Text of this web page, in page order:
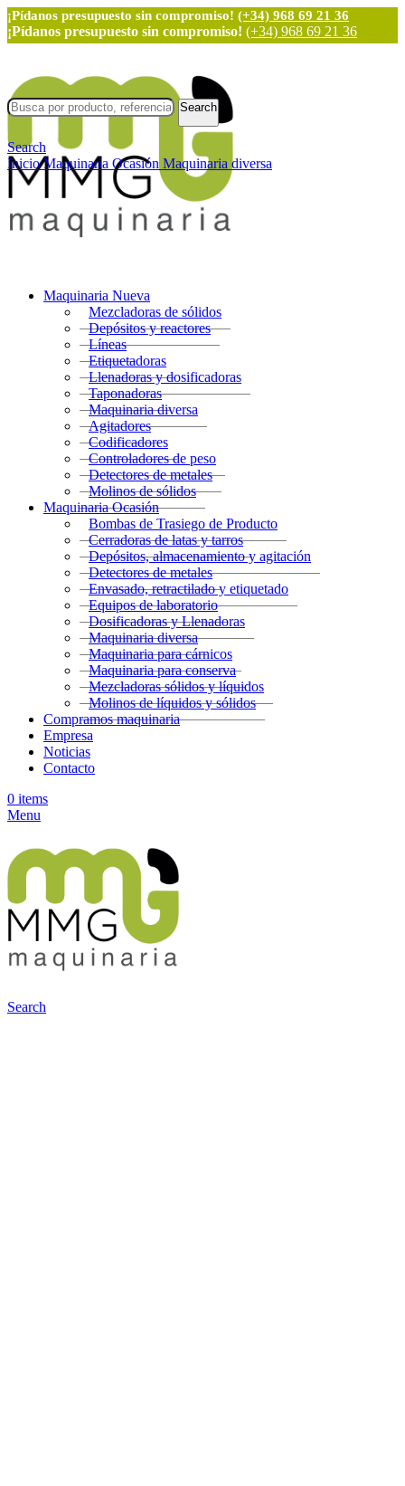
¡Pídanos presupuesto sin compromiso! (+34) 968 69 21 36
¡Pídanos presupuesto sin compromiso! (+34) 968 69 21 36
Maquinaria Nueva
Mezcladoras de sólidos
Depósitos y reactores
Líneas
Etiquetadoras
Llenadoras y dosificadoras
Taponadoras
Maquinaria diversa
Agitadores
Codificadores
Controladores de peso
Detectores de metales
Molinos de sólidos
Maquinaria Ocasión
Bombas de Trasiego de Producto
Cerradoras de latas y tarros
Depósitos, almacenamiento y agitación
Detectores de metales
Envasado, retractilado y etiquetado
Equipos de laboratorio
Dosificadoras y Llenadoras
Maquinaria diversa
Maquinaria para cárnicos
Maquinaria para conserva
Mezcladoras sólidos y líquidos
Molinos de líquidos y sólidos
Compramos maquinaria
Empresa
Noticias
Contacto
0 items
Menu
Search
Search
Search
InicioMaquinaria Ocasión Maquinaria diversa